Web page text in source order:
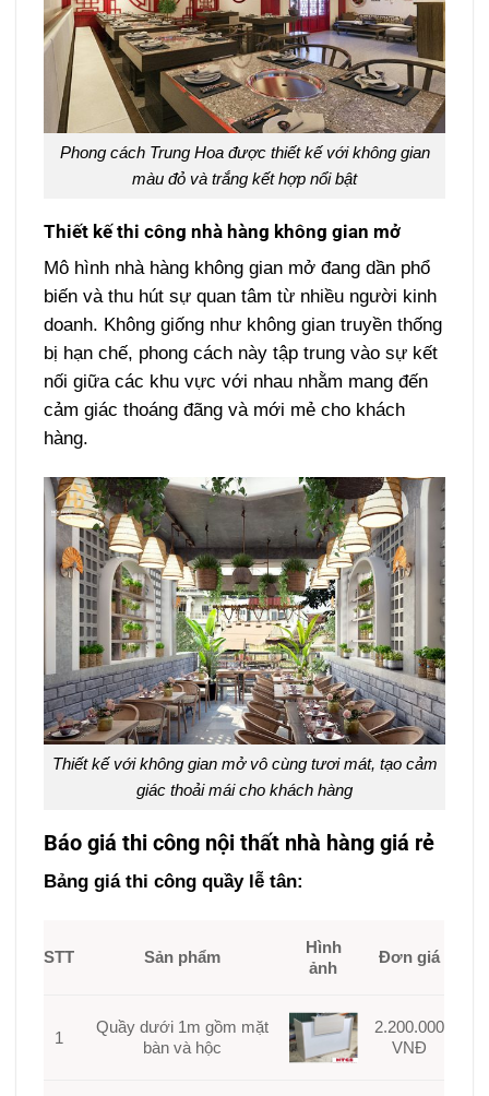
Phong cách Trung Hoa được thiết kế với không gian
màu đỏ và trắng kết hợp nổi bật
Thiết kế thi công nhà hàng không gian mở
Mô hình nhà hàng không gian mở đang dần phổ
biến và thu hút sự quan tâm từ nhiều người kinh
doanh. Không giống như không gian truyền thống
bị hạn chế, phong cách này tập trung vào sự kết
nối giữa các khu vực với nhau nhằm mang đến
cảm giác thoáng đãng và mới mẻ cho khách
hàng.
Thiết kế với không gian mở vô cùng tươi mát, tạo cảm
giác thoải mái cho khách hàng
Báo giá thi công nội thất nhà hàng giá rẻ
Bảng giá thi công quầy lễ tân:
STT Sản phẩm
Hình
ảnh
Đơn giá
1
Quầy dưới 1m gồm mặt
bàn và hộc
2.200.000
VNĐ